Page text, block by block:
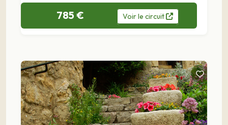
785 € Voirle circuit